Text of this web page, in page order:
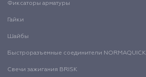
Фиксаторы арматуры
Гайки
Шайбы
Быстроразъемные соединители NORMAQUICK
Свечи зажигания BRISK